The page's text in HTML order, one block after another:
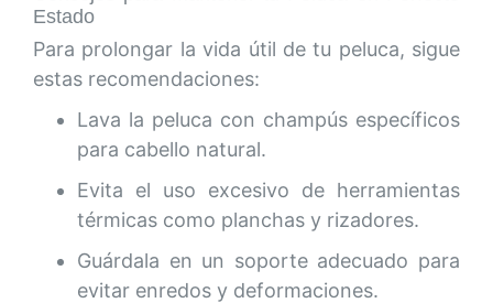
Estado
Para prolongar la vida útil de tu peluca, sigue
estas recomendaciones:
Lava la peluca con champús específicos
para cabello natural.
Evita el uso excesivo de herramientas
térmicas como planchas y rizadores.
Guárdala en un soporte adecuado para
evitar enredos y deformaciones.